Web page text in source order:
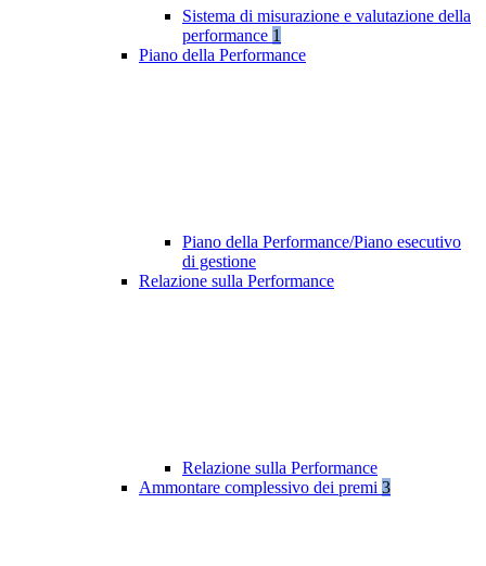
Sistema di misurazione e valutazione della
performance 1
Piano della Performance
Piano della Performance/Piano esecutivo
di gestione
Relazione sulla Performance
Relazione sulla Performance
Ammontare complessivo dei premi 3